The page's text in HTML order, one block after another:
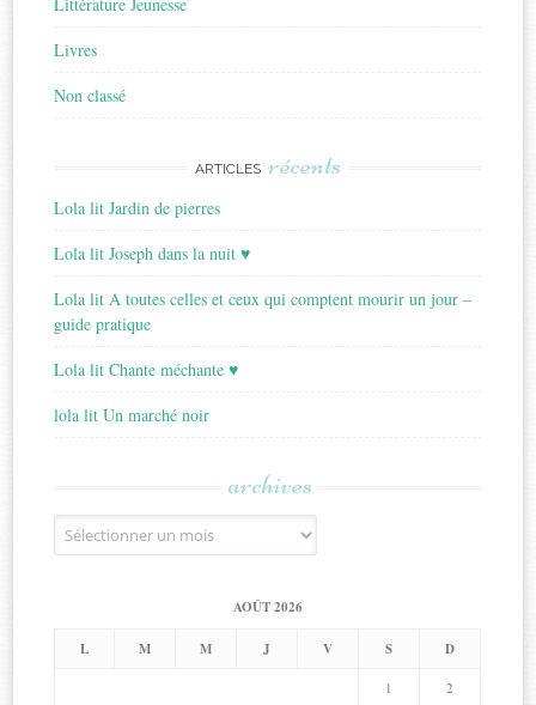
Littérature Jeunesse
Livres
Non classé
ARTICLES récents
Lola lit Jardin de pierres
Lola lit Joseph dans la nuit ♥
Lola lit A toutes celles et ceux qui comptent mourir un jour –
guide pratique
Lola lit Chante méchante ♥
lola lit Un marché noir
archives
Archives
AOÛT 2026
L M M J V S D
1 2